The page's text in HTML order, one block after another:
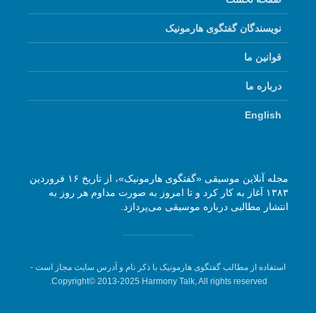
نویسندگان گفتگوی هارمونیک
قوانین ما
درباره ما
English
مجله آنلاین موسیقی «گفتگوی هارمونیک»، از تاریخ ۱۶ فروردین
۱۳۸۳ آغاز به کار کرد و تا امروز به صورت مداوم هر روز به
انتشار مطالبی درباره موسیقی می‌پردازد.
استفاده از مطالب گفتگوی هارمونیک با ذکر نام و آدرس سایت مجاز است -
Copyright© 2013-2025 Harmony Talk, All rights reserved.